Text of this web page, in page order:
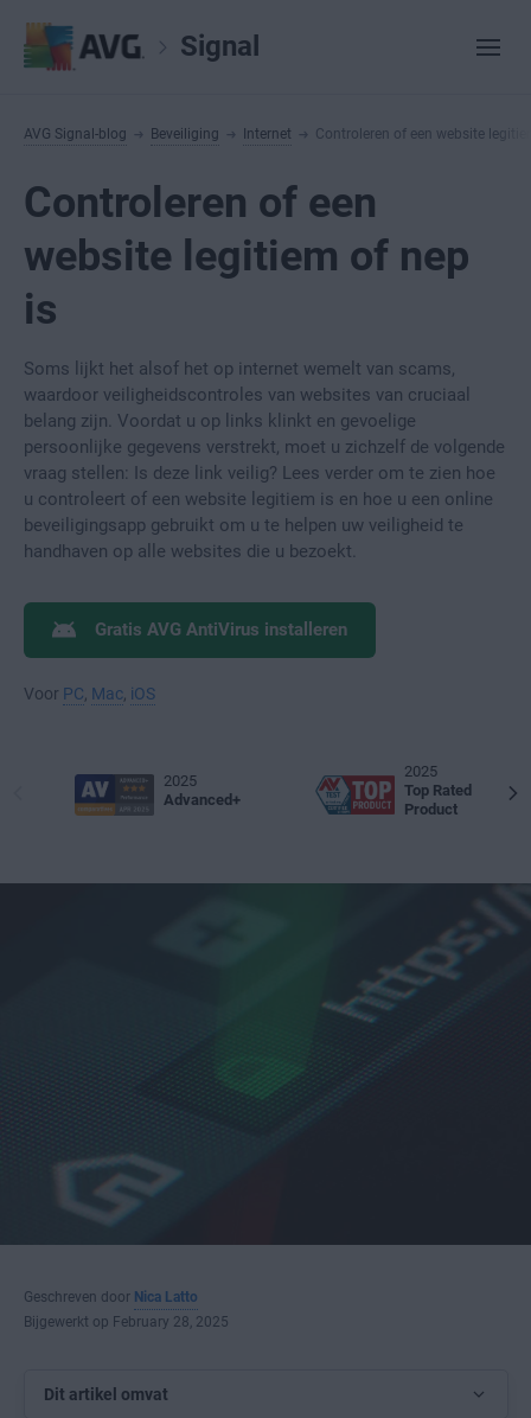
Signal
AVG Signal-blog Beveiliging Internet Controleren of een website
Controleren of een
website legitiem of nep
is
Soms lijkt het alsof het op internet wemelt van scams,
waardoor veiligheidscontroles van websites van cruciaal
belang zijn. Voordat u op links klinkt en gevoelige
persoonlijke gegevens verstrekt, moet u zichzelf de volgende
vraag stellen: Is deze link veilig? Lees verder om te zien hoe
u controleert of een website legitiem is en hoe u een online
beveiligingsapp gebruikt om u te helpen uw veiligheid te
handhaven op alle websites die u bezoekt.
Gratis AVG AntiVirus installeren
Voor PC Mac iOS
2025
Advanced+
2025
Top Rated
Product
Geschreven door Nica Latto
Bijgewerkt op February 28, 2025
Dit artikel omvat